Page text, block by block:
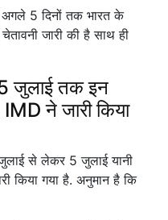
5 दिनों तक भारत के
चेतावनी जारी की है साथ ही
जुलाई तक इन
IMD ने जारी किया
से लेकर 5 जुलाई यानी
किया गया है. अनुमान है कि